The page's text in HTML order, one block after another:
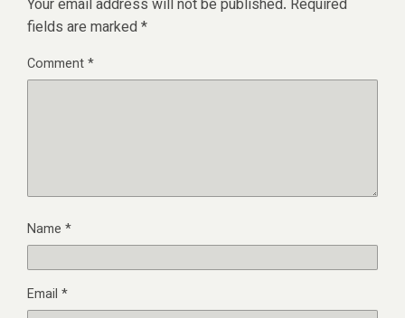
Your email address will not be published. Required
fields are marked *
Comment*
Name *
Email *